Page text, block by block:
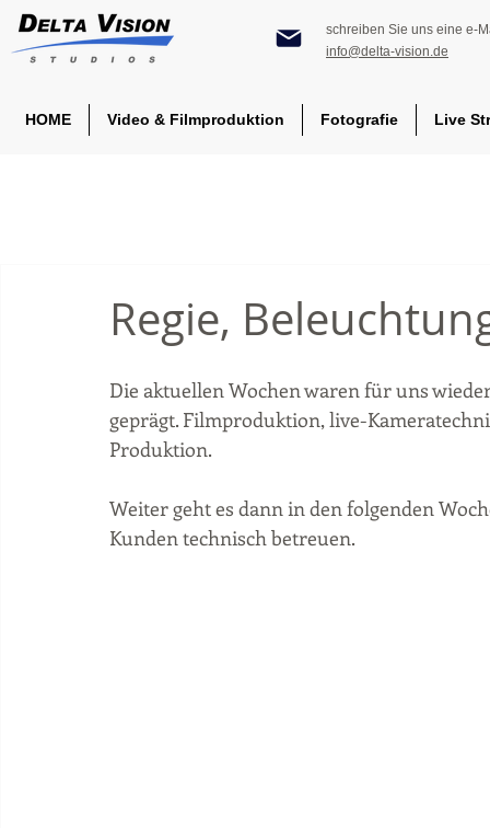
schreiben Sie uns eine e-
info@delta-vision.de
HOME Video & Filmproduktion Fotografie Live
Regie,
Die aktuellen Wochen waren für uns
geprägt. Filmproduktion, live-
Produktion.
Weiter geht es dann in den folgenden
Kunden technisch betreuen.